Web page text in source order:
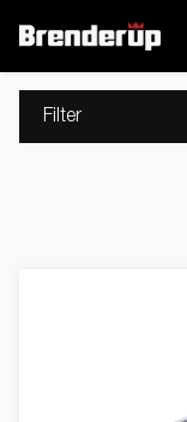
Filter